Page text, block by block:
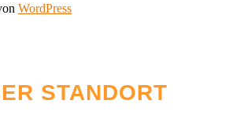
WordPress
STANDORT